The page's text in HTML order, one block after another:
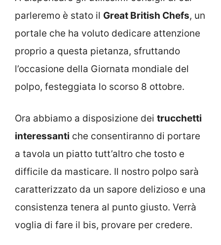
parleremo è stato il Great British Chefs, un
portale che ha voluto dedicare attenzione
proprio a questa pietanza, sfruttando
l’occasione della Giornata mondiale del
polpo, festeggiata lo scorso 8 ottobre.
Ora abbiamo a disposizione dei trucchetti
interessanti che consentiranno di portare
a tavola un piatto tutt’altro che tosto e
difficile da masticare. Il nostro polpo sarà
caratterizzato da un sapore delizioso e una
consistenza tenera al punto giusto. Verrà
voglia di fare il bis, provare per credere.